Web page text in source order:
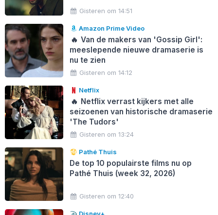
Gisteren om 14:51
Amazon Prime Video
🔥 Van de makers van 'Gossip Girl':
meeslepende nieuwe dramaserie is
nu te zien
Gisteren om 14:12
Netflix
🔥 Netflix verrast kijkers met alle
seizoenen van historische dramaserie
'The Tudors'
Gisteren om 13:24
Pathé Thuis
De top 10 populairste films nu op
Pathé Thuis (week 32, 2026)
Gisteren om 12:40